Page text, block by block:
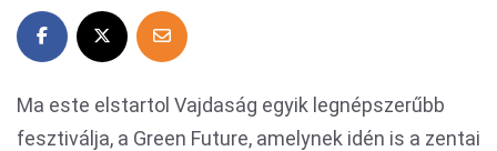
Ma este elstartol Vajdaság egyik legnépszerűbb
fesztiválja, a Green Future, amelynek idén is a zentai